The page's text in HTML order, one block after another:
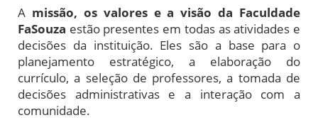
A missão, os valores e a visão da Faculdade
FaSouza estão presentes em todas as atividades e
decisões da instituição. Eles são a base para o
planejamento estratégico, a elaboração do
currículo, a seleção de professores, a tomada de
decisões administrativas e a interação com a
comunidade.